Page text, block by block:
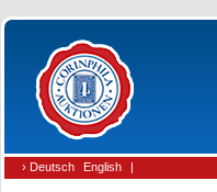
› Deutsch English |